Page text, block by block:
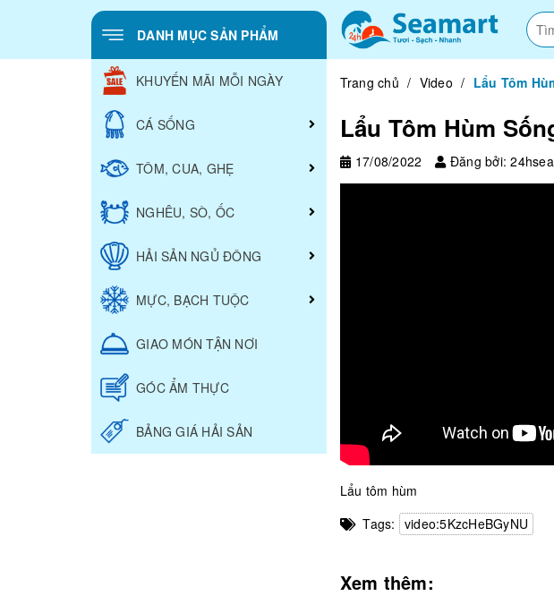
DANH MỤC SẢN PHẨM
KHUYẾN MÃI MỖI NGÀY
CÁ SỐNG
TÔM, CUA, GHẸ
NGHÊU, SÒ, ỐC
HẢI SẢN NGỦ ĐÔNG
MỰC, BẠCH TUỘC
GIAO MÓN TẬN NƠI
GÓC ẨM THỰC
BẢNG GIÁ HẢI SẢN
Trang chủ / Video / Lẩu Tôm
Lẩu Tôm Hùm
17/08/2022 Đăng bởi:
Lẩu tôm hùm
Tags: video:5KzcHeBGyNU
Xem thêm: